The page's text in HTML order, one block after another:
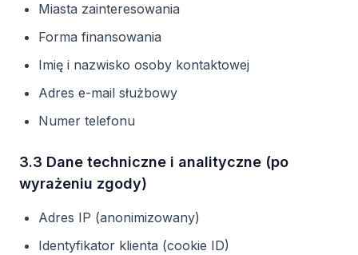
Miasta zainteresowania
Forma finansowania
Imię i nazwisko osoby kontaktowej
Adres e-mail służbowy
Numer telefonu
3.3 Dane techniczne i analityczne (po
wyrażeniu zgody)
Adres IP (anonimizowany)
Identyfikator klienta (cookie ID)